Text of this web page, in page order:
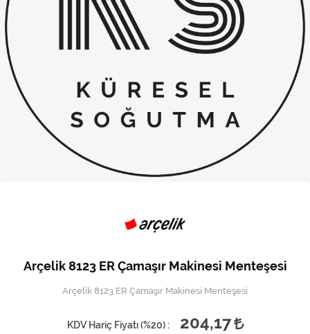
Fan
Fırın, Ocak ve Aspiratör
Klima
Kombi
Musluk
Arçelik 8123 ER Çamaşır Makinesi Menteşesi
Arçelik 8123 ER Çamaşır Makinesi Menteşesi
KDV Hariç Fiyatı (%20) :
204,17